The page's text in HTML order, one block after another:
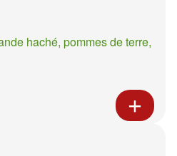
haché, pommes de terre,